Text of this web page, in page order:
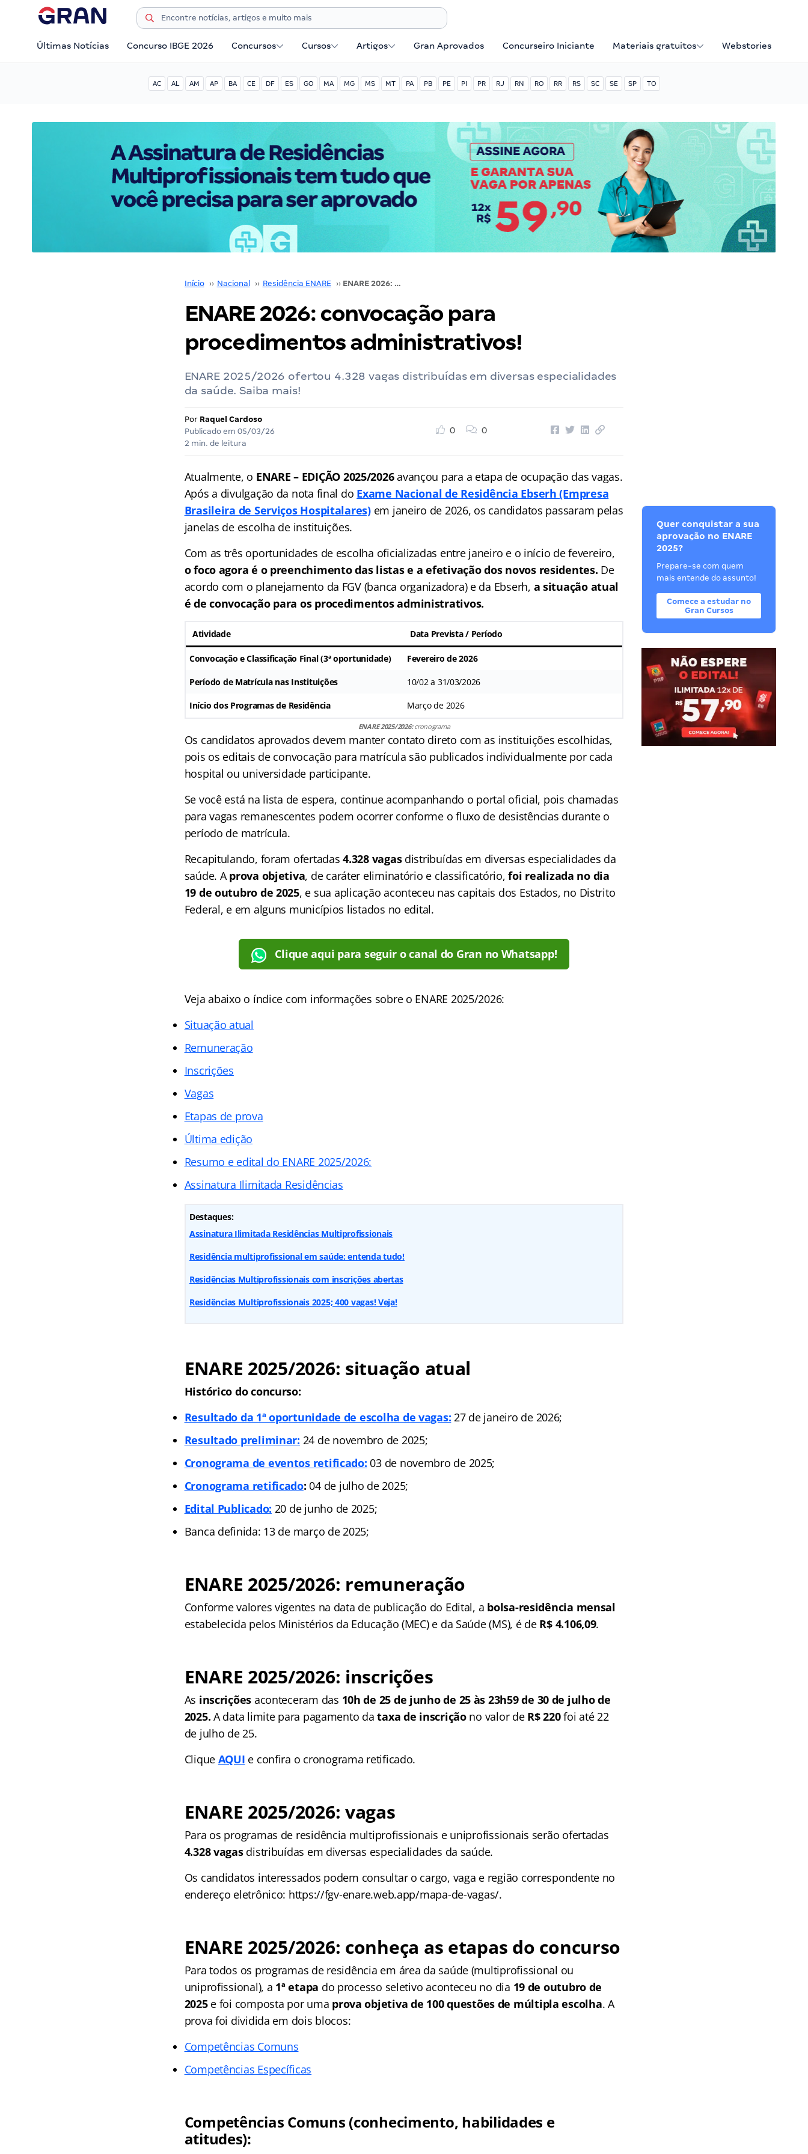
Últimas Notícias Concurso IBGE 2026 Concursos Cursos Artigos Gran Aprovados Concurseiro Iniciante Materiais gratuitos Webstories
AC AL AM AP BA CE DF ES GO MA MG MS MT PA PB PE PI PR RJ RN RO RR RS SC SE SP TO
Início ›› Nacional ›› Residência ENARE ›› ENARE 2026: convocação para procedimentos administrativos!
ENARE 2026: convocação para
procedimentos administrativos!
ENARE 2025/2026 ofertou 4.328 vagas distribuídas em diversas especialidades
da saúde. Saiba mais!
Por Raquel Cardoso
Publicado em 05/03/26
2 min. de leitura
0 0
Atualmente, o ENARE – EDIÇÃO 2025/2026avançou para a etapa de ocupação das vagas.
Após a divulgação da nota final do Exame Nacional de Residência Ebserh (Empresa
Brasileira de Serviços Hospitalares)em janeiro de 2026, os candidatos passaram pelas
janelas de escolha de instituições.
Com as três oportunidades de escolha oficializadas entre janeiro e o início de fevereiro,
o foco agora é o preenchimento das listas e a efetivação dos novos residentes. De
acordo com o planejamento da FGV (banca organizadora) e da Ebserh, a situação atual
é de convocação para os procedimentos administrativos.
Atividade Data Prevista / Período
Convocação e Classificação Final (3ª oportunidade) Fevereiro de 2026
Período de Matrícula nas Instituições 10/02 a 31/03/2026
Início dos Programas de Residência Março de 2026
ENARE 2025/2026:cronograma
Os candidatos aprovados devem manter contato direto com as instituições escolhidas,
pois os editais de convocação para matrícula são publicados individualmente por cada
hospital ou universidade participante.
Se você está na lista de espera, continue acompanhando o portal oficial, pois chamadas
para vagas remanescentes podem ocorrer conforme o fluxo de desistências durante o
período de matrícula.
Recapitulando, foram ofertadas4.328 vagasdistribuídas em diversas especialidades da
saúde. Aprova objetiva, de caráter eliminatório e classificatório,foi realizada no dia
19 de outubro de 2025, e sua aplicação aconteceu nas capitais dos Estados, no Distrito
Federal, e em alguns municípios listados no edital.
Clique aqui para seguir o canal do Gran no Whatsapp!
Veja abaixo o índice com informações sobre o ENARE 2025/2026:
Situação atual
Remuneração
Inscrições
Vagas
Etapas de prova
Última edição
Resumo e edital do ENARE 2025/2026:
Assinatura Ilimitada Residências
Destaques:
Assinatura Ilimitada Residências Multiprofissionais
Residência multiprofissional em saúde: entenda tudo!
Residências Multiprofissionais com inscrições abertas
Residências Multiprofissionais 2025; 400 vagas! Veja!
ENARE 2025/2026: situação atual
Histórico do concurso:
Resultado da 1ª oportunidade de escolha de vagas: 27 de janeiro de 2026;
Resultado preliminar: 24 de novembro de 2025;
Cronograma de eventos retificado: 03 de novembro de 2025;
Cronograma retificado: 04 de julho de 2025;
Edital Publicado: 20 de junho de 2025;
Banca definida: 13 de março de 2025;
ENARE 2025/2026: remuneração
Conforme valores vigentes na data de publicação do Edital, a bolsa-residência mensal
estabelecida pelos Ministérios da Educação (MEC) e da Saúde (MS), é de R$ 4.106,09.
ENARE 2025/2026: inscrições
As inscrições aconteceram das 10h de 25 de junho de 25 às 23h59 de 30 de julho de
2025. A data limite para pagamento dataxa de inscriçãono valor de R$ 220foi até 22
de julho de 25.
Clique AQUI e confira o cronograma retificado.
ENARE 2025/2026: vagas
Para os programas de residência multiprofissionais e uniprofissionais serão ofertadas
4.328 vagasdistribuídas em diversas especialidades da saúde.
Os candidatos interessados podem consultar o cargo, vaga e região correspondente no
endereço eletrônico: https://fgv-enare.web.app/mapa-de-vagas/.
ENARE 2025/2026: conheça as etapas do concurso
Para todos os programas de residência em área da saúde (multiprofissional ou
uniprofissional), a 1ª etapa do processo seletivo aconteceu no dia 19 de outubro de
2025e foi composta por uma prova objetiva de 100 questões de múltipla escolha. A
prova foi dividida em dois blocos:
Competências Comuns
Competências Específicas
Competências Comuns (conhecimento, habilidades e
atitudes):
Quer conquistar a sua
aprovação no ENARE
2025?
Prepare-se com quem
mais entende do assunto!
Comece a estudar no
Gran Cursos